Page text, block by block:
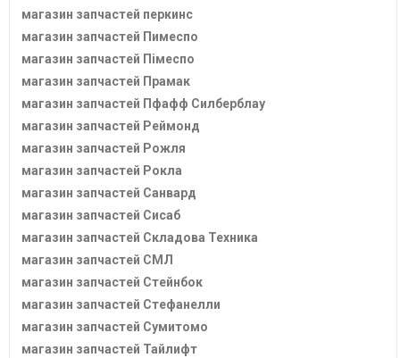
магазин запчастей перкинс
магазин запчастей Пимеспо
магазин запчастей Пімеспо
магазин запчастей Прамак
магазин запчастей Пфафф Силберблау
магазин запчастей Реймонд
магазин запчастей Рожля
магазин запчастей Рокла
магазин запчастей Санвард
магазин запчастей Сисаб
магазин запчастей Складова Техника
магазин запчастей СМЛ
магазин запчастей Стейнбок
магазин запчастей Стефанелли
магазин запчастей Сумитомо
магазин запчастей Тайлифт